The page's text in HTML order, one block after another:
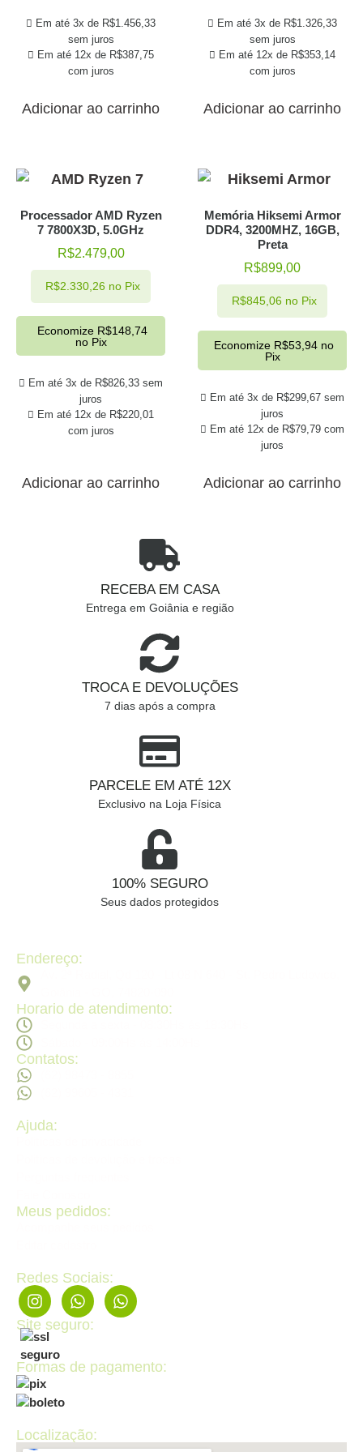
Em até 3x de R$1.456,33
sem juros
Em até 12x de R$387,75
com juros
Adicionar ao carrinho
Em até 3x de R$1.326,33
sem juros
Em até 12x de R$353,14
com juros
Adicionar ao carrinho
Processador AMD Ryzen
7 7800X3D, 5.0GHz
R$2.479,00
Em até 3x de R$826,33 sem
juros
Em até 12x de R$220,01
com juros
R$2.330,26 no Pix
Economize R$148,74
no Pix
Adicionar ao carrinho
Memória Hiksemi Armor
DDR4, 3200MHZ, 16GB,
Preta
R$899,00
Em até 3x de R$299,67 sem
juros
Em até 12x de R$79,79 com
juros
R$845,06 no Pix
Economize R$53,94 no
Pix
Adicionar ao carrinho
RECEBA EM CASA
Entrega em Goiânia e região
TROCA E DEVOLUÇÕES
7 dias após a compra
PARCELE EM ATÉ 12X
Exclusivo na Loja Física
100% SEGURO
Seus dados protegidos
Endereço:
Horario de atendimento:
Contatos:
Ajuda:
Meus pedidos:
Redes Sociais:
Site seguro:
Formas de pagamento:
Localização: